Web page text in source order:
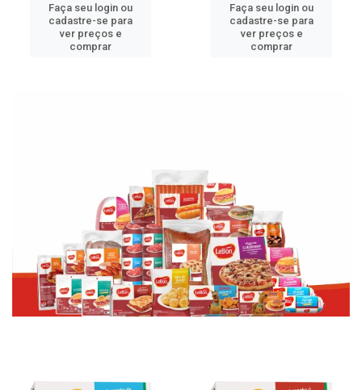
Faça seu login ou
cadastre-se para
ver preços e
comprar
Faça seu login ou
cadastre-se para
ver preços e
comprar